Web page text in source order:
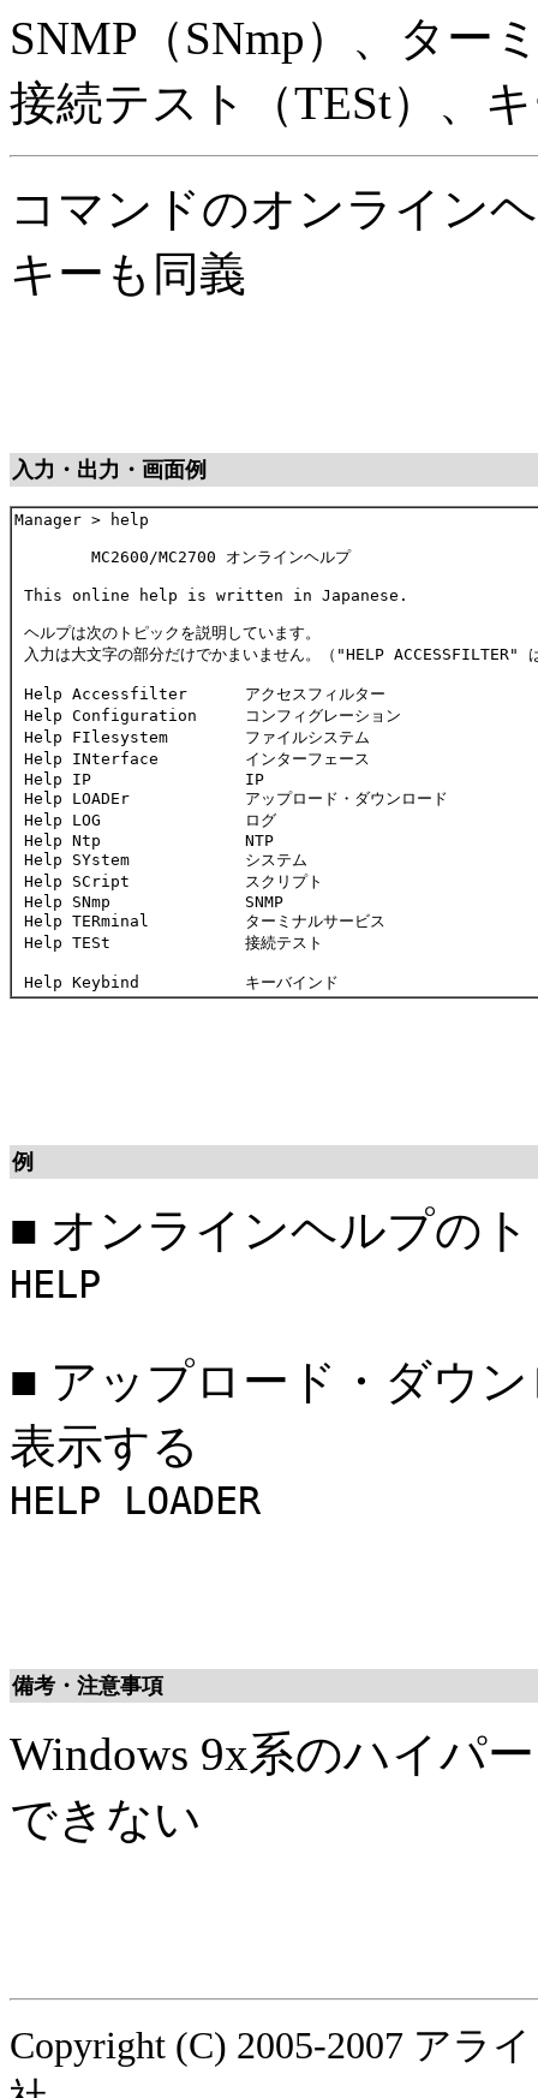
SNMP（SNmp）、ター
接続テスト（TESt）、
コマンドのオンライン
キーも同義
入力・出力・画面例
Manager > help
        MC2600/MC2700 オンラインヘルプ
This online help is written in Japanese.
ヘルプは次のトピックを説明しています。
入力は大文字の部分だけでかまいません。（"HELP
Help Accessfilter      アクセスフィルター
Help Configuration     コンフィグレーション
Help FIlesystem        ファイルシステム
Help INterface         インターフェース
Help IP                IP
Help LOADEr            アップロード・ダウンロード
Help LOG               ログ
Help Ntp               NTP
Help SYstem            システム
Help SCript            スクリプト
Help SNmp              SNMP
Help TERminal          ターミナルサービス
Help TESt              接続テスト
例
■ オンラインヘルプの
HELP
■ アップロード・ダウ
表示する
HELP LOADER
備考・注意事項
Windows 9x系のハイパ
できない
Copyright (C) 2005-2007 アラ